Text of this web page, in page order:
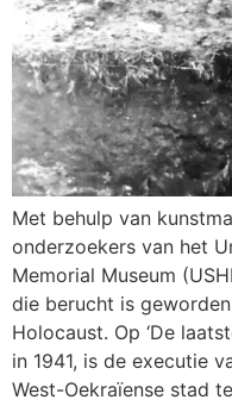
Met behulp van
onderzoekers van het
Memorial Museum
die berucht is
Holocaust. Op ‘De
in 1941, is de executie
West-Oekraïense stad